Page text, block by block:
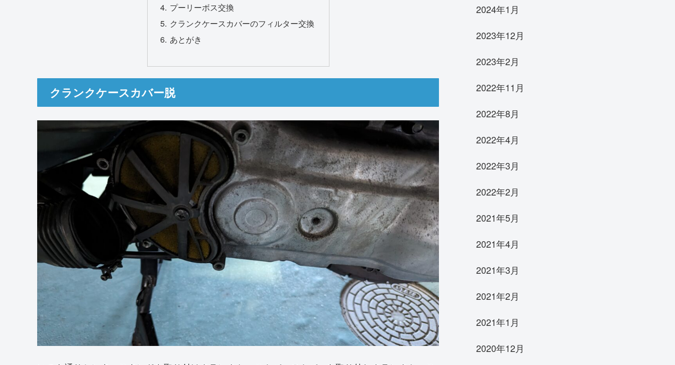
プーリーボス交換
クランクケースカバーのフィルター交換
あとがき
クランクケースカバー脱
2024年1月
2023年12月
2023年2月
2022年11月
2022年8月
2022年4月
2022年3月
2022年2月
2021年5月
2021年4月
2021年3月
2021年2月
2021年1月
2020年12月